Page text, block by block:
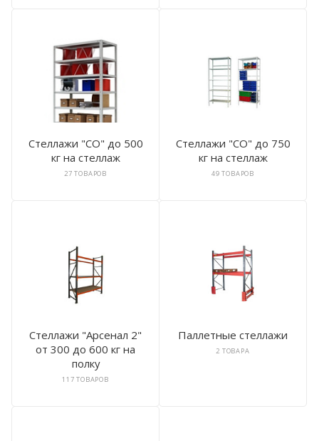
Стеллажи "СО" до 500
кг на стеллаж
27 ТОВАРОВ
Стеллажи "СО" до 750
кг на стеллаж
49 ТОВАРОВ
Стеллажи "Арсенал 2"
от 300 до 600 кг на
полку
117 ТОВАРОВ
Паллетные стеллажи
2 ТОВАРА